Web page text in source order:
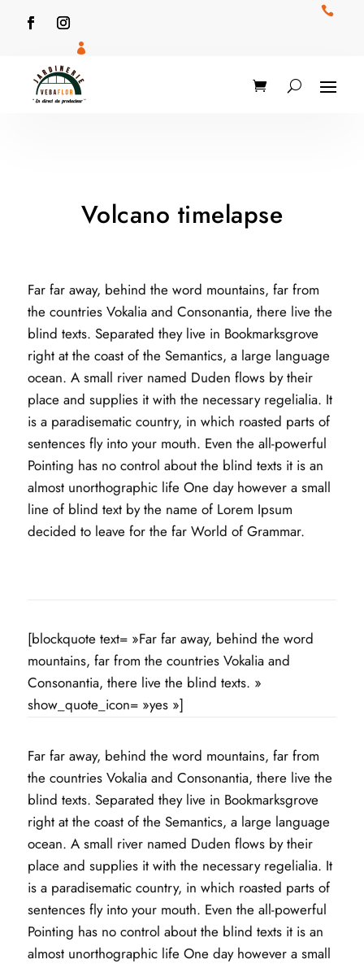


Volcano timelapse
Far far away, behind the word mountains, far from
the countries Vokalia and Consonantia, there live the
blind texts. Separated they live in Bookmarksgrove
right at the coast of the Semantics, a large language
ocean. A small river named Duden flows by their
place and supplies it with the necessary regelialia. It
is a paradisematic country, in which roasted parts of
sentences fly into your mouth. Even the all-powerful
Pointing has no control about the blind texts it is an
almost unorthographic life One day however a small
line of blind text by the name of Lorem Ipsum
decided to leave for the far World of Grammar.
[blockquote text= »Far far away, behind the word
mountains, far from the countries Vokalia and
Consonantia, there live the blind texts. »
show_quote_icon= »yes »]
Far far away, behind the word mountains, far from
the countries Vokalia and Consonantia, there live the
blind texts. Separated they live in Bookmarksgrove
right at the coast of the Semantics, a large language
ocean. A small river named Duden flows by their
place and supplies it with the necessary regelialia. It
is a paradisematic country, in which roasted parts of
sentences fly into your mouth. Even the all-powerful
Pointing has no control about the blind texts it is an
almost unorthographic life One day however a small